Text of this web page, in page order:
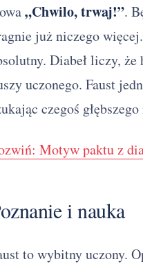
„Chwilo, trwaj!”.
już niczego więcej.
Diabeł liczy,
uczonego. Faust
czegoś
Motyw paktu z
i nauka
to wybitny uczony.